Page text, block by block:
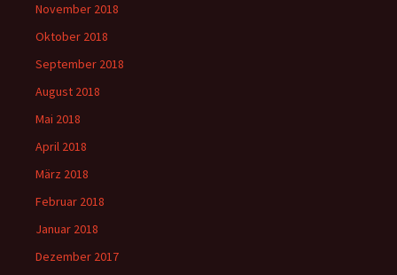
November 2018
Oktober 2018
September 2018
August 2018
Mai 2018
April 2018
März 2018
Februar 2018
Januar 2018
Dezember 2017